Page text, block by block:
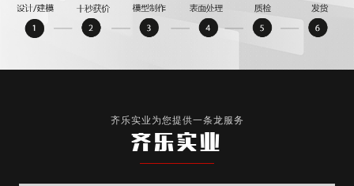
齐乐实业为您提供一条龙服务
齐乐实业